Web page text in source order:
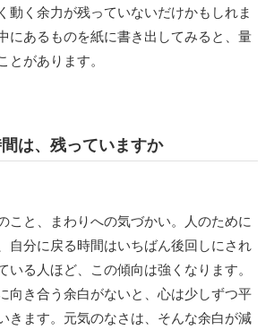
動く余力が残っていないだけかもしれま
にあるものを紙に書き出してみると、量
があります。
は、残っていますか
こと、まわりへの気づかい。人のために
自分に戻る時間はいちばん後回しにされ
いる人ほど、この傾向は強くなります。
向き合う余白がないと、心は少しずつ平
きます。元気のなさは、そんな余白が減